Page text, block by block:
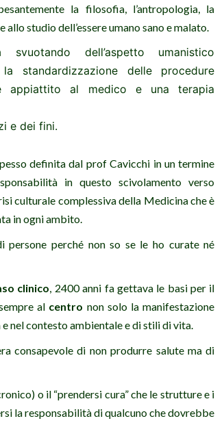
la filosofia, l’antropologia, la
studio dell’essere umano sano e malato.
dell’aspetto umanistico
standardizzazione delle procedure
appiattito al medico e una terapia
e dei fini.
definita dal prof Cavicchi in un termine
in questo scivolamento verso
culturale complessiva della Medicina che è
in ogni ambito.
perché non so se le ho curate né
clinico , 2400 anni fa gettava le basi per il
al centro non solo la manifestazione
nel contesto ambientale e di stili di vita.
consapevole di non produrre salute ma di
o il “prendersi cura” che le strutture e i
la responsabilità di qualcuno che dovrebbe